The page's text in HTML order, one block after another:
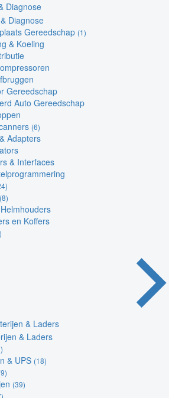
Diagnose
Diagnose
Gereedschap (1)
& Koeling
Gereedschap
Auto Gereedschap
(6)
Adapters
& Interfaces
(8)
en Koffers
& Laders
& Laders
& UPS (18)
(39)